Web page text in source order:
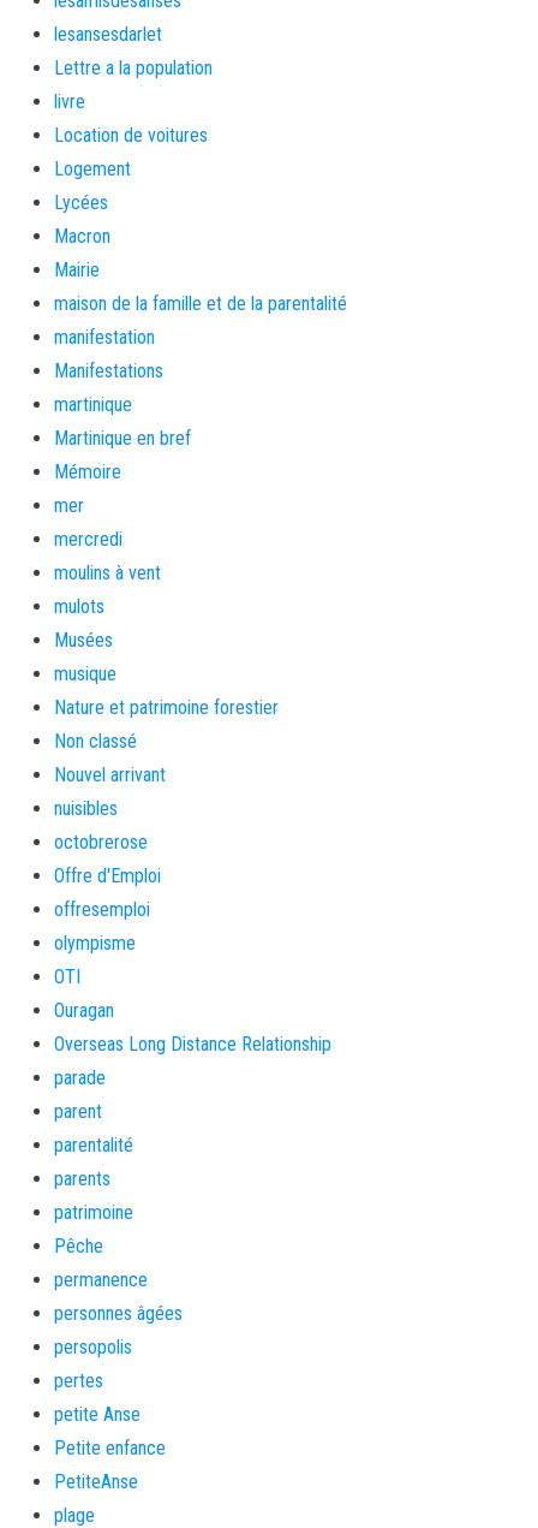
lesansesdarlet
Lettre a la population
livre
Location de voitures
Logement
Lycées
Macron
Mairie
maison de la famille et de la parentalité
manifestation
Manifestations
martinique
Martinique en bref
Mémoire
mer
mercredi
moulins à vent
mulots
Musées
musique
Nature et patrimoine forestier
Non classé
Nouvel arrivant
nuisibles
octobrerose
Offre d'Emploi
offresemploi
olympisme
OTI
Ouragan
Overseas Long Distance Relationship
parade
parent
parentalité
parents
patrimoine
Pêche
permanence
personnes âgées
persopolis
pertes
petite Anse
Petite enfance
PetiteAnse
plage